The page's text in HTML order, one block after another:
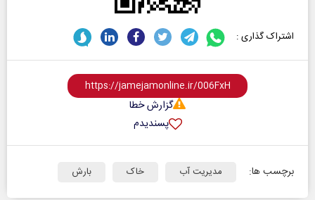
اشتراک گذاری :
گزارش خطا
پسندیدم
برچسب ها: مدیریت آب خاک بارش